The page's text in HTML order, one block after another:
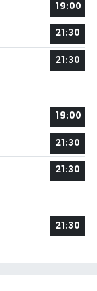
19:00
21:30
21:30
19:00
21:30
21:30
21:30